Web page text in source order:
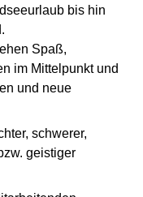
bis hin
Spaß,
im Mittelpunkt und
und neue
schwerer,
geistiger